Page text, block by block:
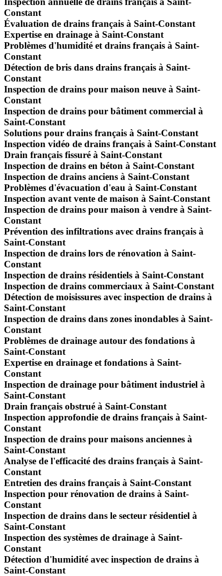
Constant
Évaluation de drains français à Saint-Constant
Expertise en drainage à Saint-Constant
Problèmes d'humidité et drains français à Saint-
Constant
Détection de bris dans drains français à Saint-
Constant
Inspection de drains pour maison neuve à Saint-
Constant
Inspection de drains pour bâtiment commercial à
Saint-Constant
Solutions pour drains français à Saint-Constant
Inspection vidéo de drains français à Saint-Constant
Drain français fissuré à Saint-Constant
Inspection de drains en béton à Saint-Constant
Inspection de drains anciens à Saint-Constant
Problèmes d'évacuation d'eau à Saint-Constant
Inspection avant vente de maison à Saint-Constant
Inspection de drains pour maison à vendre à Saint-
Constant
Prévention des infiltrations avec drains français à
Saint-Constant
Inspection de drains lors de rénovation à Saint-
Constant
Inspection de drains résidentiels à Saint-Constant
Inspection de drains commerciaux à Saint-Constant
Détection de moisissures avec inspection de drains à
Saint-Constant
Inspection de drains dans zones inondables à Saint-
Constant
Problèmes de drainage autour des fondations à
Saint-Constant
Expertise en drainage et fondations à Saint-
Constant
Inspection de drainage pour bâtiment industriel à
Saint-Constant
Drain français obstrué à Saint-Constant
Inspection approfondie de drains français à Saint-
Constant
Inspection de drains pour maisons anciennes à
Saint-Constant
Analyse de l'efficacité des drains français à Saint-
Constant
Entretien des drains français à Saint-Constant
Inspection pour rénovation de drains à Saint-
Constant
Inspection de drains dans le secteur résidentiel à
Saint-Constant
Inspection des systèmes de drainage à Saint-
Constant
Détection d'humidité avec inspection de drains à
Saint-Constant